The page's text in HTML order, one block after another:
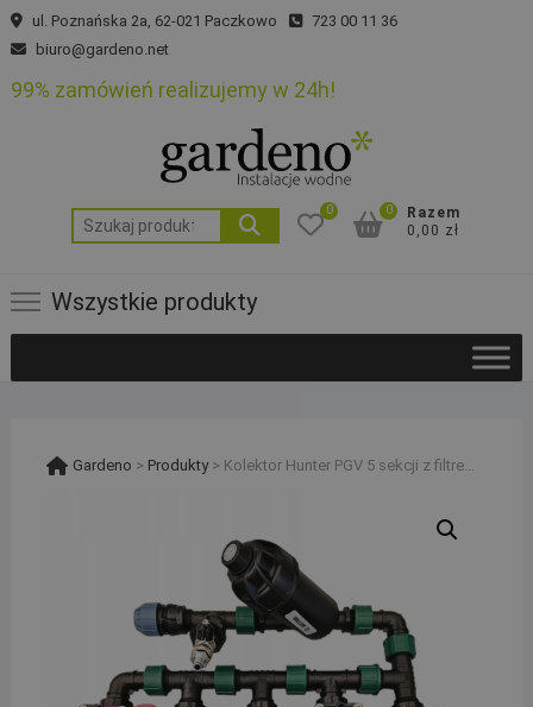
Skip
to
ul. Poznańska 2a, 62-021 Paczkowo
723 00 11 36
biuro@gardeno.net
99% zamówień realizujemy w 24h!
Szukaj:
0
Razem
0,00 zł
0
Wszystkie produkty
Gardeno > Produkty> Kolektor Hunter PGV 5 sekcji z filtrem i przyłączem kompresora na rurę PE32